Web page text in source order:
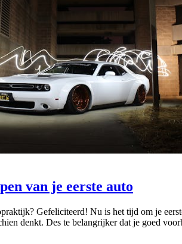
van je eerste auto
Gefeliciteerd! Nu is het tijd om je
denkt. Des te belangrijker dat je goed